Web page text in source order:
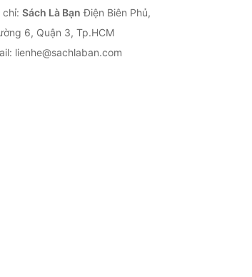
Sách Là Bạn Điện Biên Phủ,
6, Quận 3, Tp.HCM
lienhe@sachlaban.com